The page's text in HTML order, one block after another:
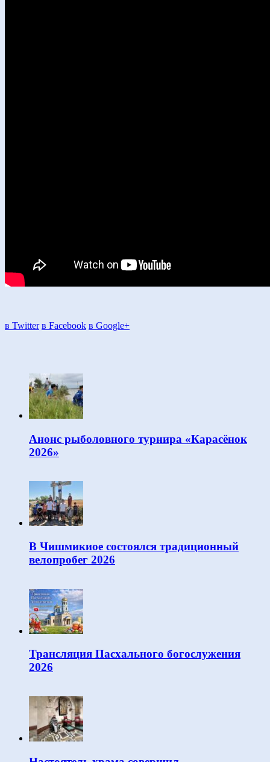
в Twitter в Facebook в Google+
Анонс рыболовного турнира «Карасёнок
2026»
В Чишмикиое состоялся традиционный
велопробег 2026
Трансляция Пасхального богослужения
2026